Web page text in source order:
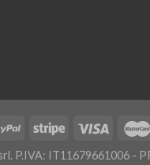
P.IVA: IT11679661006 -